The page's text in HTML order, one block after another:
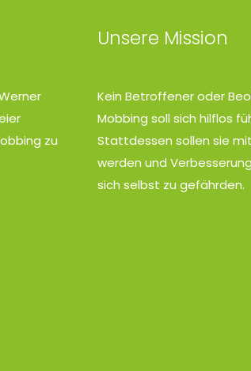
zu
Unsere Mission
Kein Betroffener oder
Mobbing soll sich hilflos
Stattdessen sollen sie
werden und
sich selbst zu gefährden.